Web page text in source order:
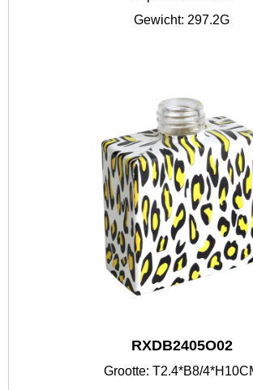
Gewicht: 297.2G
RXDB2405O02
Grootte: T2.4*B8/